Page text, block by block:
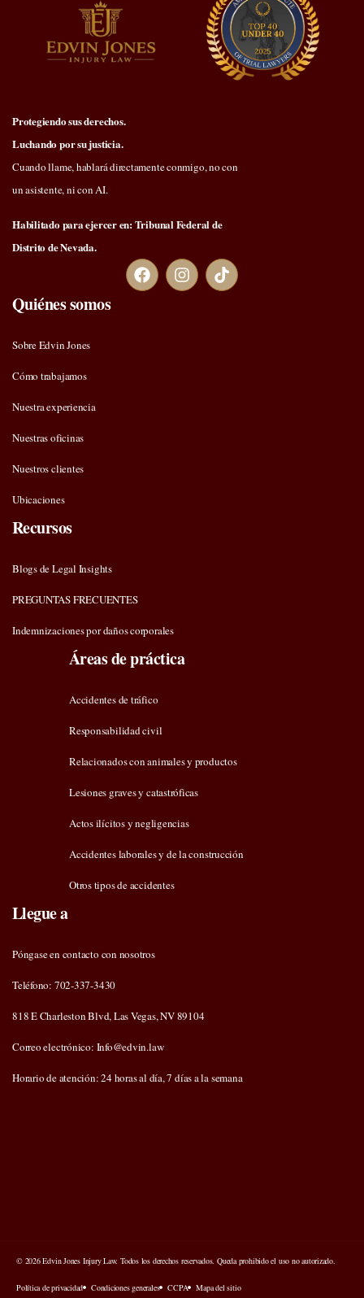
Protegiendo sus derechos.
Luchando por su justicia.
Cuando llame, hablará directamente conmigo, no con
un asistente, ni con AI.
Habilitado para ejercer en: Tribunal Federal de
Distrito de Nevada.
Quiénes somos
Sobre Edvin Jones
Cómo trabajamos
Nuestra experiencia
Nuestras oficinas
Nuestros clientes
Ubicaciones
Recursos
Blogs de Legal Insights
PREGUNTAS FRECUENTES
Indemnizaciones por daños corporales
Áreas de práctica
Accidentes de tráfico
Responsabilidad civil
Relacionados con animales y productos
Lesiones graves y catastróficas
Actos ilícitos y negligencias
Accidentes laborales y de la construcción
Otros tipos de accidentes
Llegue a
Póngase en contacto con nosotros
Teléfono: 702-337-3430
818 E Charleston Blvd, Las Vegas, NV 89104
Correo electrónico: Info@edvin.law
Horario de atención: 24 horas al día, 7 días a la semana
© 2026 Edvin Jones Injury Law. Todos los derechos reservados. Queda prohibido el uso no autorizado.
Política de privacidad Condiciones generales CCPA Mapa del sitio